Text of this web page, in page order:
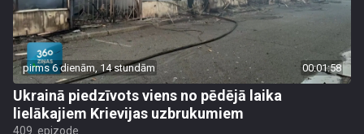
pirms 6 dienām, 14 stundām 00:01:58
Ukrainā piedzīvots viens no pēdējā laika
lielākajiem Krievijas uzbrukumiem
409. epizode